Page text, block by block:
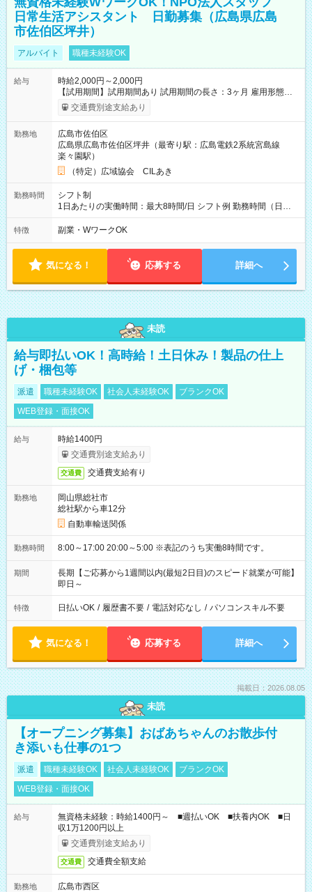
日常生活アシスタント 日勤募集（広島県広島
市佐伯区坪井）
アルバイト 職種未経験OK
給与
時給2,000円～2,000円
【試用期間】試用期間あり 試用期間の長さ：3ヶ月 雇用形態、
給与は本採用時と同じです。
交通費別途支給あり
勤務地
広島市佐伯区
広島県広島市佐伯区坪井（最寄り駅：広島電鉄2系統宮島線
楽々園駅）
（特定）広域協会 CILあき
勤務時間
シフト制
1日あたりの実働時間：最大8時間/日 シフト例 勤務時間（日
勤）・8時～18時 （実働時間8時間 待機休憩2時間）（日勤1回
あたりの給与 2万円）
特徴 副業・WワークOK
気になる！ 応募する 詳細へ
未読
給与即払いOK！高時給！土日休み！製品の仕上
げ・梱包等
派遣 職種未経験OK 社会人未経験OK
ブランクOK
WEB登録・面接OK
給与
時給1400円
交通費別途支給あり
交通費 交通費支給有り
勤務地
岡山県総社市
総社駅から車12分
自動車輸送関係
勤務時間 8:00～17:00 20:00～5:00 ※表記のうち実働8時間です。
期間
長期【ご応募から1週間以内(最短2日目)のスピード就業が可能】
即日～
特徴 日払いOK / 履歴書不要 / 電話対応なし / パソコンスキル不要
気になる！ 応募する 詳細へ
掲載日：2026.08.05
未読
【オープニング募集】おばあちゃんのお散歩付
き添いも仕事の1つ
派遣 職種未経験OK 社会人未経験OK
ブランクOK
WEB登録・面接OK
給与
無資格未経験：時給1400円～ ■週払いOK ■扶養内OK ■日
収1万1200円以上
交通費別途支給あり
交通費 交通費全額支給
勤務地
広島市西区